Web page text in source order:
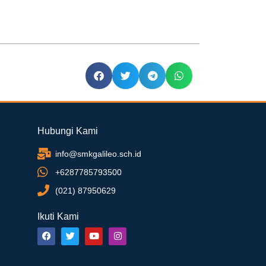
Hubungi Kami
info@smkgalileo.sch.id
+6287785793500
(021) 87950629
Ikuti Kami